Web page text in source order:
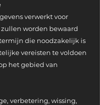
verwerkt voor
worden bewaard
die noodzakelijk is
vereisten te voldoen
het gebied van
verbetering, wissing,